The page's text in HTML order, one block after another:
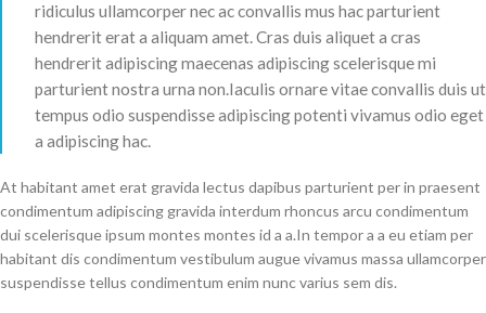
ridiculus ullamcorper nec ac convallis mus hac parturient
hendrerit erat a aliquam amet. Cras duis aliquet a cras
hendrerit adipiscing maecenas adipiscing scelerisque mi
parturient nostra urna non.Iaculis ornare vitae convallis duis ut
tempus odio suspendisse adipiscing potenti vivamus odio eget
a adipiscing hac.
At habitant amet erat gravida lectus dapibus parturient per in praesent
condimentum adipiscing gravida interdum rhoncus arcu condimentum
dui scelerisque ipsum montes montes id a a.In tempor a a eu etiam per
habitant dis condimentum vestibulum augue vivamus massa ullamcorper
suspendisse tellus condimentum enim nunc varius sem dis.